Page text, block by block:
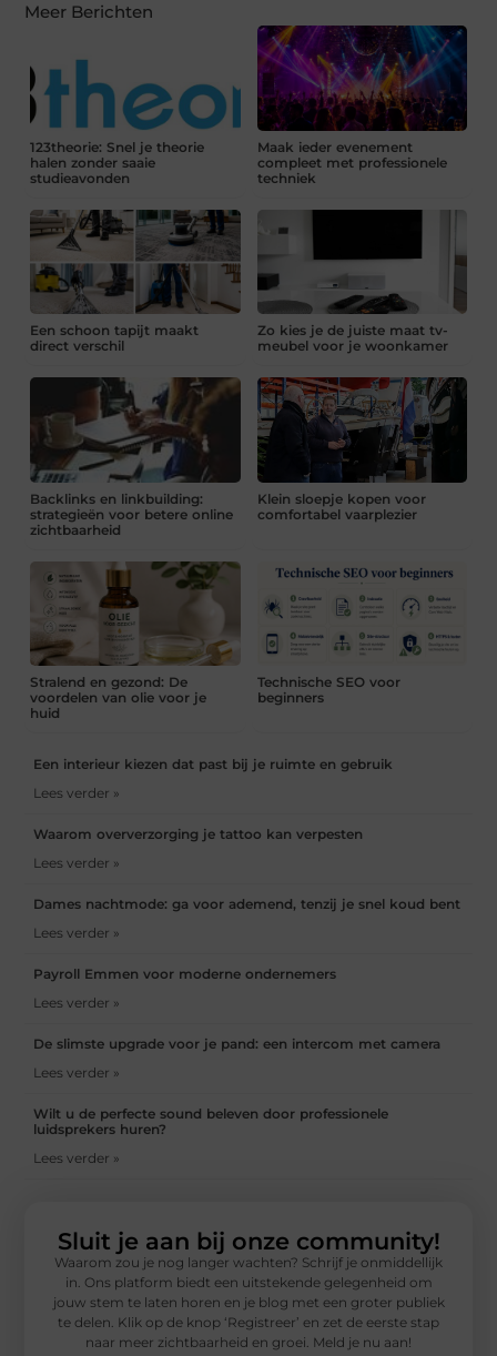
Meer Berichten
123theorie: Snel je theorie
halen zonder saaie
studieavonden
Maak ieder evenement
compleet met professionele
techniek
Een schoon tapijt maakt
direct verschil
Zo kies je de juiste maat tv-
meubel voor je woonkamer
Backlinks en linkbuilding:
strategieën voor betere online
zichtbaarheid
Klein sloepje kopen voor
comfortabel vaarplezier
Stralend en gezond: De
voordelen van olie voor je
huid
Technische SEO voor
beginners
Een interieur kiezen dat past bij je ruimte en gebruik
Lees verder »
Waarom oververzorging je tattoo kan verpesten
Lees verder »
Dames nachtmode: ga voor ademend, tenzij je snel koud bent
Lees verder »
Payroll Emmen voor moderne ondernemers
Lees verder »
De slimste upgrade voor je pand: een intercom met camera
Lees verder »
Wilt u de perfecte sound beleven door professionele
luidsprekers huren?
Lees verder »
Sluit je aan bij onze community!
Waarom zou je nog langer wachten? Schrijf je onmiddellijk
in. Ons platform biedt een uitstekende gelegenheid om
jouw stem te laten horen en je blog met een groter publiek
te delen. Klik op de knop ‘Registreer’ en zet de eerste stap
naar meer zichtbaarheid en groei. Meld je nu aan!